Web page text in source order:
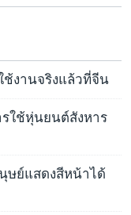
ช้งานจริงแล้วที่จีน
รใช้หุ่นยนต์สังหาร
ษย์แสดงสีหน้าได้